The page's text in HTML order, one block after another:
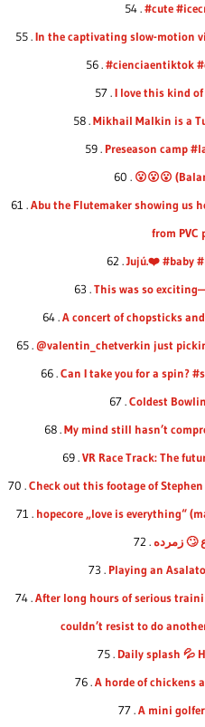
54 .#cute
55 .In the captivating slow-motion
56 .#cienciaentiktok
57 .I love this kind of
58 .Mikhail Malkin is a
59 . Preseason camp
60 . 😮😮😮
61 .Abu the Flutemaker showing us
from PVC
62 .Jujú.❤️ #baby
63 .This was so
64 .A concert of chopsticks
65 .@valentin_chetverkin just
66 .Can I take you for a spin?
67 .Coldest
68 .My mind still hasn’t
69 .VR Race Track: The
70 .Check out this footage of
71 . hopecore „love is everything“
72 .
73 . Playing an
74 .After long hours of serious
couldn’t resist to do
75 . Daily splash 💦
76 .A horde of chickens
77 .A mini